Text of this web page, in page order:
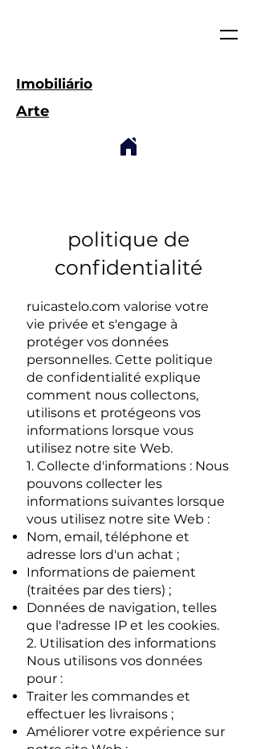
Imobiliário
Arte
politique de
confidentialité
ruicastelo.com valorise votre
vie privée et s'engage à
protéger vos données
personnelles. Cette politique
de confidentialité explique
comment nous collectons,
utilisons et protégeons vos
informations lorsque vous
utilisez notre site Web.
1. Collecte d'informations : Nous
pouvons collecter les
informations suivantes lorsque
vous utilisez notre site Web :
Nom, email, téléphone et
adresse lors d'un achat ;
Informations de paiement
(traitées par des tiers) ;
Données de navigation, telles
que l'adresse IP et les cookies.
2. Utilisation des informations
Nous utilisons vos données
pour :
Traiter les commandes et
effectuer les livraisons ;
Améliorer votre expérience sur